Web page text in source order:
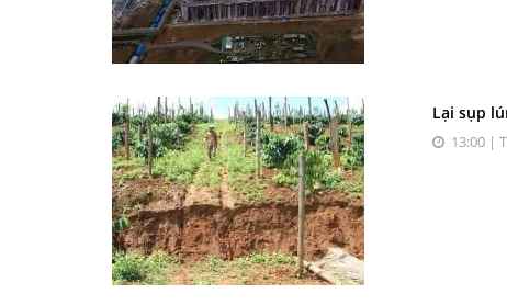
Lại sụp
13:00 |